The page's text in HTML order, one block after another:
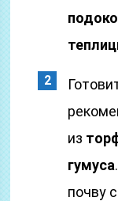
из
гумуса
почву